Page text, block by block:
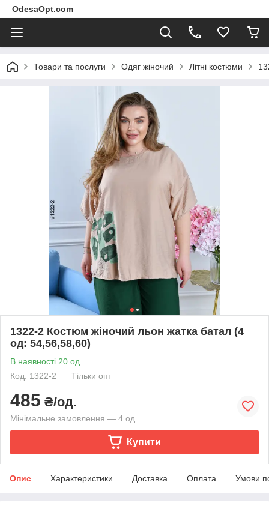
OdesaOpt.com
Товари та послуги Одяг жіночий Літні костюми
1322-2 Костюм жіночий льон жатка батал (4
од: 54,56,58,60)
В наявності 20 од.
Код: 1322-2
Тільки опт
485 ₴/од.
Мінімальне замовлення — 4 од.
Купити
Опис Характеристики Доставка Оплата Умови